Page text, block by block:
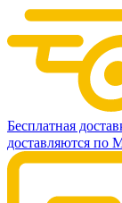
Бесплатная
доставляются по